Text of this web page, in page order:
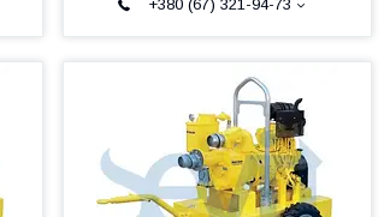
+380 (67) 321-94-73